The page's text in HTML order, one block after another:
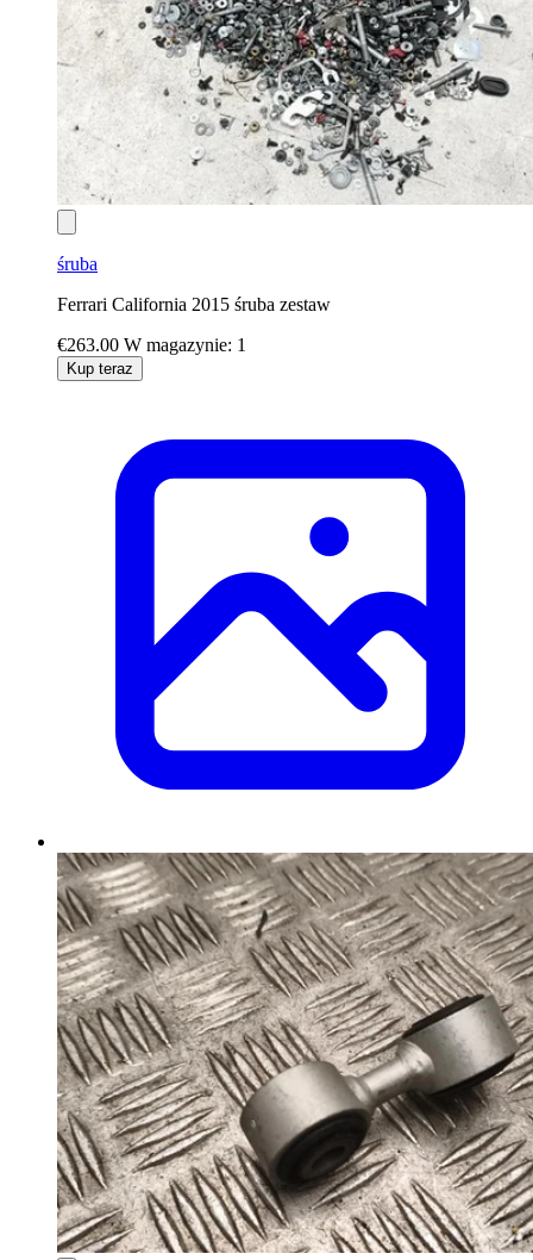
śruba
Ferrari California 2015 śruba zestaw
€263.00 W magazynie: 1
Kup teraz